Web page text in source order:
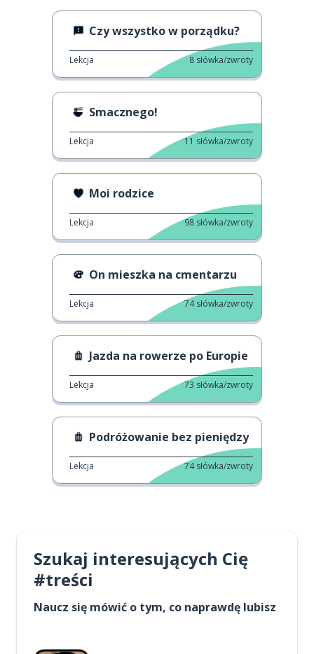
Czy wszystko w porządku?
Lekcja 8 słówka/zwroty
Smacznego!
Lekcja 11 słówka/zwroty
Moi rodzice
Lekcja 98 słówka/zwroty
On mieszka na cmentarzu
Lekcja 74 słówka/zwroty
Jazda na rowerze po Europie
Lekcja 73 słówka/zwroty
Podróżowanie bez pieniędzy
Lekcja 74 słówka/zwroty
Szukaj interesujących Cię
#treści
Naucz się mówić o tym, co naprawdę lubisz